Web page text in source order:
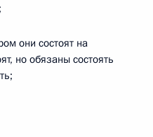
они состоят на
но обязаны состоять